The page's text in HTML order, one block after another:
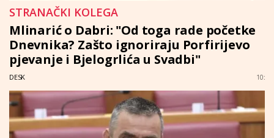
STRANAČKI KOLEGA
Mlinarić o Dabri: "Od toga rade početke
Dnevnika? Zašto ignoriraju Porfirijevo
pjevanje i Bjelogrlića u Svadbi"
DESK 10: